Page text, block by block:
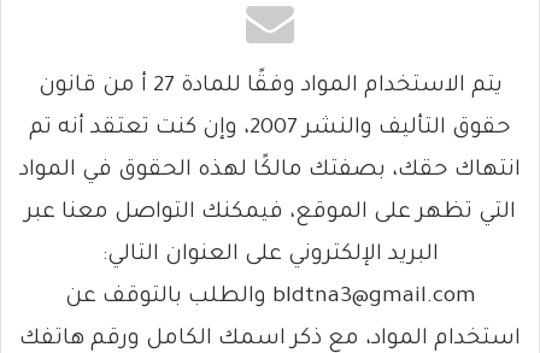
يتم الاستخدام المواد وفقًا للمادة 27 أ من قانون
حقوق التأليف والنشر 2007، وإن كنت تعتقد أنه تم
انتهاك حقك، بصفتك مالكًا لهذه الحقوق في المواد
التي تظهر على الموقع، فيمكنك التواصل معنا عبر
البريد الإلكتروني على العنوان التالي:
bldtna3@gmail.com والطلب بالتوقف عن
استخدام المواد، مع ذكر اسمك الكامل ورقم هاتفك